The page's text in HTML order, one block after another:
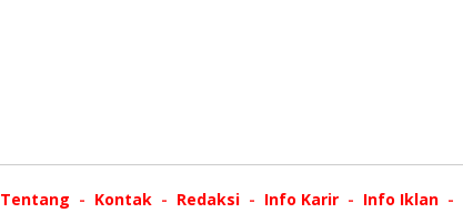
Tentang Kontak Redaksi Info Karir Info Iklan